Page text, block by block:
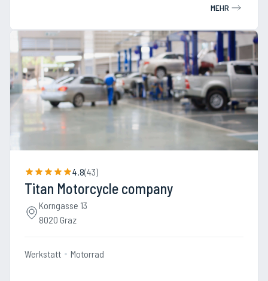
MEHR
4.8(43)
Titan Motorcycle company
Korngasse 13
8020 Graz
Werkstatt Motorrad